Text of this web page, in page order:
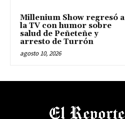
Millenium Show regresó a
la TV con humor sobre
salud de Peñeteñe y
arresto de Turrón
agosto 10, 2026